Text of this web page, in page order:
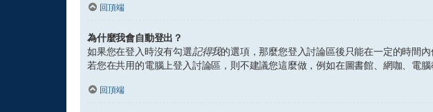
回頂端
為什麼我會自動登出？
如果您在登入時沒有勾選記得我的選項，那麼您登入討論區後只能在一定的時間
若您在共用的電腦上登入討論區，則不建議您這麼做，例如在圖書館、網咖、電
回頂端